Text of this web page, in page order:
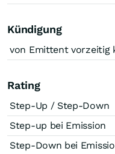
Kündigung
von Emittent vorzeitig
Rating
Step-Up / Step-Down
Step-up bei Emission
Step-Down bei